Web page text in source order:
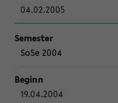
04.02.2005
SoSe 2004
19.04.2004